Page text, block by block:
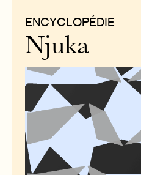
ENCYCLOPÉDIE
Njuka